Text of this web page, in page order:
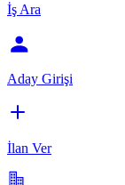
İş Ara
Aday Girişi
İlan Ver